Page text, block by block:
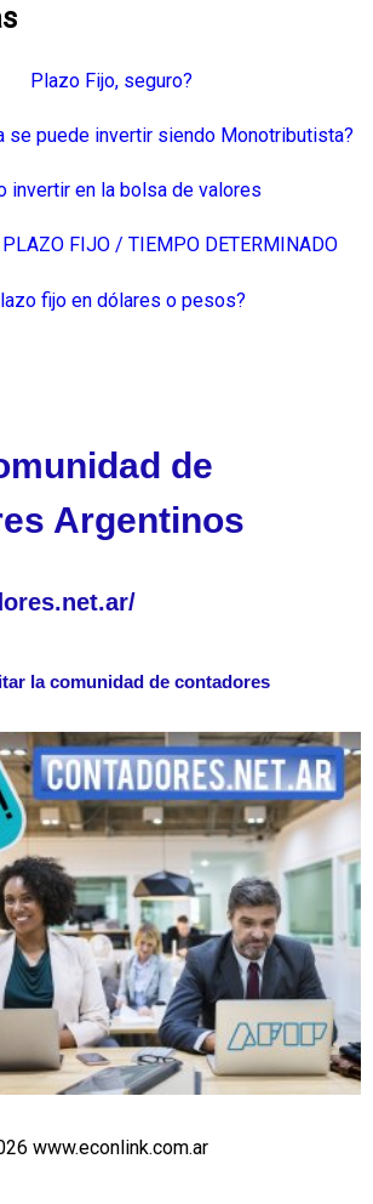
Plazo Fijo, seguro?
se puede invertir siendo Monotributista?
invertir en la bolsa de valores
PLAZO FIJO / TIEMPO DETERMINADO
fijo en dólares o pesos?
de
Argentinos
la comunidad de contadores
www.econlink.com.ar